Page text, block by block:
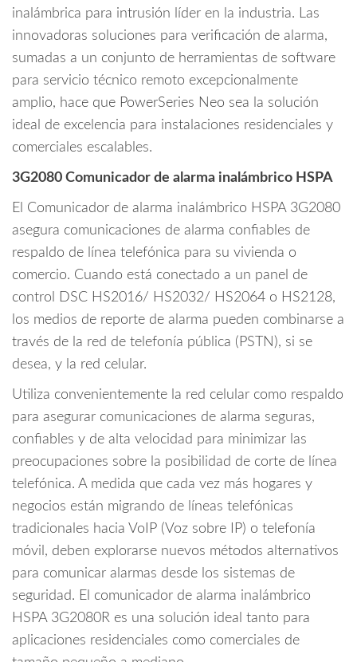
inalámbrica para intrusión líder en la industria. Las
innovadoras soluciones para verificación de alarma,
sumadas a un conjunto de herramientas de software
para servicio técnico remoto excepcionalmente
amplio, hace que PowerSeries Neo sea la solución
ideal de excelencia para instalaciones residenciales y
comerciales escalables.
3G2080 Comunicador de alarma inalámbrico HSPA
El Comunicador de alarma inalámbrico HSPA 3G2080
asegura comunicaciones de alarma confiables de
respaldo de línea telefónica para su vivienda o
comercio. Cuando está conectado a un panel de
control DSC HS2016/ HS2032/ HS2064 o HS2128,
los medios de reporte de alarma pueden combinarse a
través de la red de telefonía pública (PSTN), si se
desea, y la red celular.
Utiliza convenientemente la red celular como respaldo
para asegurar comunicaciones de alarma seguras,
confiables y de alta velocidad para minimizar las
preocupaciones sobre la posibilidad de corte de línea
telefónica. A medida que cada vez más hogares y
negocios están migrando de líneas telefónicas
tradicionales hacia VoIP (Voz sobre IP) o telefonía
móvil, deben explorarse nuevos métodos alternativos
para comunicar alarmas desde los sistemas de
seguridad. El comunicador de alarma inalámbrico
HSPA 3G2080R es una solución ideal tanto para
aplicaciones residenciales como comerciales de